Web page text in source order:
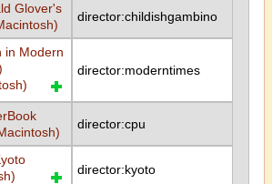
Glover's
director:childishgambino
in Modern
director:moderntimes
director:cpu
director:kyoto